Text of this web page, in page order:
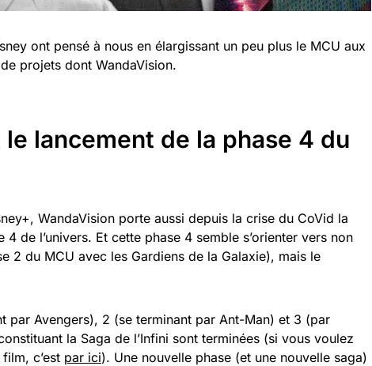
ont pensé à nous en élargissant un peu plus le MCU aux
projets dont WandaVision.
lancement de la phase 4 du
WandaVision porte aussi depuis la crise du CoVid la
de l’univers. Et cette phase 4 semble s’orienter vers non
2 du MCU avec les Gardiens de la Galaxie), mais le
par Avengers), 2 (se terminant par Ant-Man) et 3 (par
la Saga de l’Infini sont terminées (si vous voulez
c’est par ici). Une nouvelle phase (et une nouvelle saga)